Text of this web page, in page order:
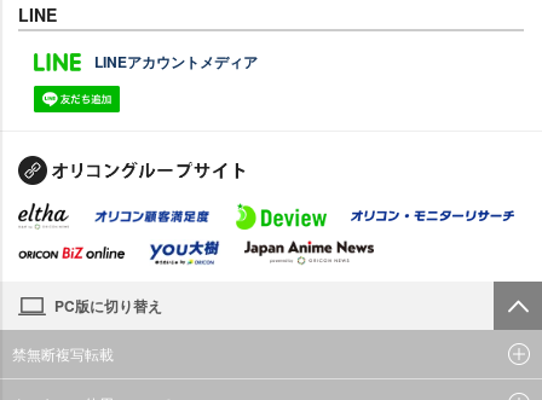
LINE
LINEアカウントメディア
PC版に切り替え
禁無断複写転載